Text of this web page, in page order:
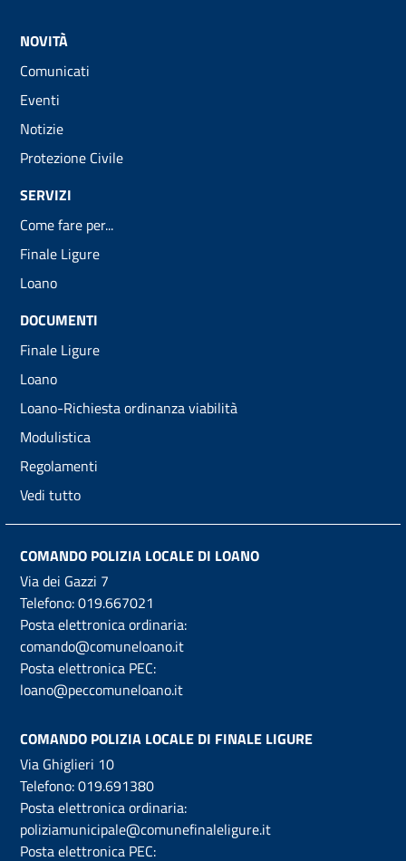
NOVITÀ
Comunicati
Eventi
Notizie
Protezione Civile
SERVIZI
Come fare per...
Finale Ligure
Loano
DOCUMENTI
Finale Ligure
Loano
Loano-Richiesta ordinanza viabilità
Modulistica
Regolamenti
Vedi tutto
COMANDO POLIZIA LOCALE DI LOANO
Via dei Gazzi 7
Telefono:019.667021
Posta elettronica ordinaria:
comando@comuneloano.it
Posta elettronica PEC:
loano@peccomuneloano.it
COMANDO POLIZIA LOCALE DI FINALE LIGURE
Via Ghiglieri 10
Telefono:019.691380
Posta elettronica ordinaria:
poliziamunicipale@comunefinaleligure.it
Posta elettronica PEC: